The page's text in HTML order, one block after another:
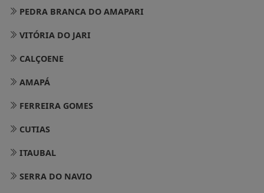
PEDRA BRANCA DO AMAPARI
VITÓRIA DO JARI
CALÇOENE
AMAPÁ
FERREIRA GOMES
CUTIAS
ITAUBAL
SERRA DO NAVIO